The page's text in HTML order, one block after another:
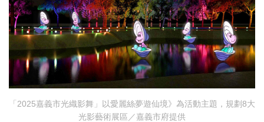
「2025嘉義市光織影舞」以愛麗絲夢遊仙境》為活動主題，規劃8大
光影藝術展區／嘉義市府提供